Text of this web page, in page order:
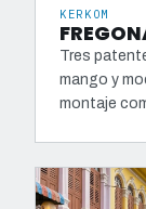
KERKOM
Tres
mango y
montaje